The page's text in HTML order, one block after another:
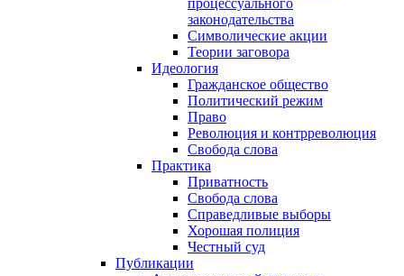
процессуального
законодательства
Символические акции
Теории заговора
Идеология
Гражданское общество
Политический режим
Право
Революция и контрреволюция
Свобода слова
Практика
Приватность
Свобода слова
Справедливые выборы
Хорошая полиция
Честный суд
Публикации